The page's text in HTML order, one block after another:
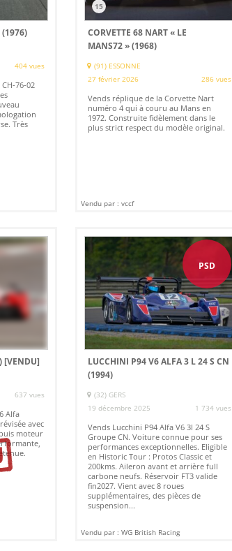
(1976)
404 vues
76-02
Très
15
CORVETTE 68 NART « LE
MANS72 » (1968)
(91) ESSONNE
27 février 2026
286 vues
Vends réplique de la Corvette Nart
numéro 4 qui à couru au Mans en
1972. Construite fidèlement dans le
plus strict respect du modèle original.
Vendu par : vccf
[VENDU]
637 vues
Alfa
avec
moteur
PSD
LUCCHINI P94 V6 ALFA 3 L 24 S CN
(1994)
(32) GERS
19 décembre 2025
1 734 vues
Vends Lucchini P94 Alfa V6 3l 24 S
Groupe CN. Voiture connue pour ses
performances exceptionnelles. Eligible
en Historic Tour : Protos Classic et
200kms. Aileron avant et arrière full
carbone neufs. Réservoir FT3 valide
fin2027. Vient avec 8 roues
supplémentaires, des pièces de
suspension...
Vendu par : WG British Racing